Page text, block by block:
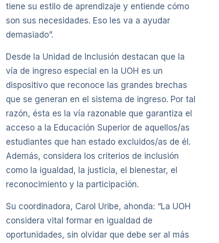
tiene su estilo de aprendizaje y entiende cómo
son sus necesidades. Eso les va a ayudar
demasiado”.
Desde la Unidad de Inclusión destacan que la
vía de ingreso especial en la UOH es un
dispositivo que reconoce las grandes brechas
que se generan en el sistema de ingreso. Por tal
razón, ésta es la vía razonable que garantiza el
acceso a la Educación Superior de aquellos/as
estudiantes que han estado excluidos/as de él.
Además, considera los criterios de inclusión
como la igualdad, la justicia, el bienestar, el
reconocimiento y la participación.
Su coordinadora, Carol Uribe, ahonda: “La UOH
considera vital formar en igualdad de
oportunidades, sin olvidar que debe ser al más